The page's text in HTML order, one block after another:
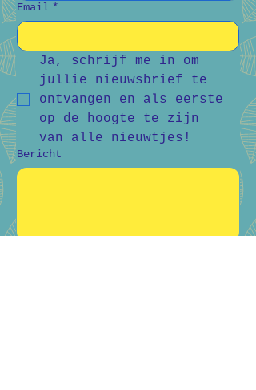
Email *
Ja, schrijf me in om
jullie nieuwsbrief te
ontvangen en als eerste
op de hoogte te zijn
van alle nieuwtjes!
Bericht